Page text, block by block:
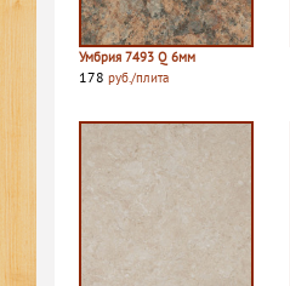
Умбрия 7493 Q 6мм
178 руб./плита